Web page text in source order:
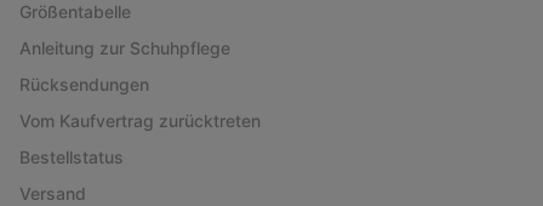
Größentabelle
Anleitung zur Schuhpflege
Rücksendungen
Vom Kaufvertrag zurücktreten
Bestellstatus
Versand